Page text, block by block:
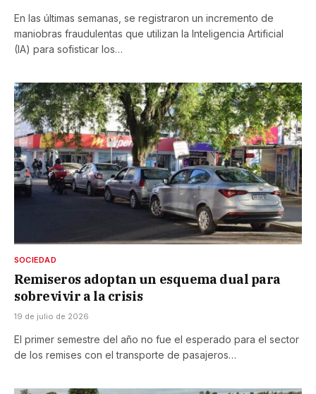
En las últimas semanas, se registraron un incremento de
maniobras fraudulentas que utilizan la Inteligencia Artificial
(IA) para sofisticar los…
SOCIEDAD
Remiseros adoptan un esquema dual para
sobrevivir a la crisis
19 de julio de 2026
El primer semestre del año no fue el esperado para el sector
de los remises con el transporte de pasajeros…